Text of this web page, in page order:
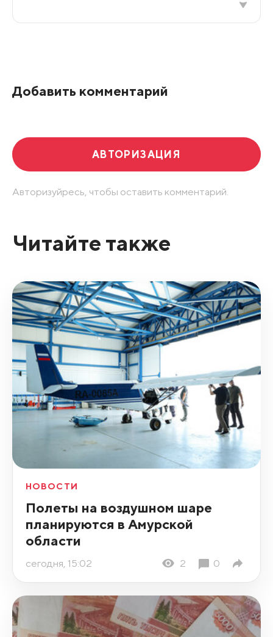
Добавить комментарий
АВТОРИЗАЦИЯ
Авторизуйресь, чтобы оставить комментарий.
Читайте также
НОВОСТИ
Полеты на воздушном шаре
планируются в Амурской
области
сегодня, 15:02 2 0